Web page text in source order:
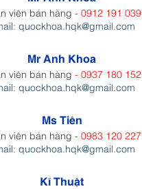
viên bán hàng - 0912 191 039
quockhoa.hqk@gmail.com
Mr Anh Khoa
viên bán hàng - 0937 180 152
quockhoa.hqk@gmail.com
Ms Tiên
viên bán hàng - 0983 120 227
quockhoa.hqk@gmail.com
Kĩ Thuật